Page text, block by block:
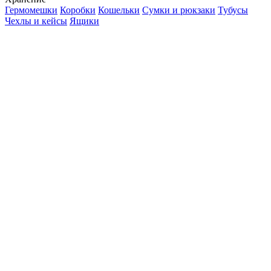
Гермомешки Коробки Кошельки Сумки и рюкзаки Тубусы
Чехлы и кейсы Ящики